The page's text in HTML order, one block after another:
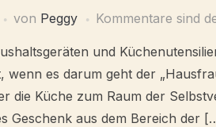
von Peggy Kommentare sind
und
es darum geht der
die Küche zum Raum der
Geschenk aus dem Bereich der